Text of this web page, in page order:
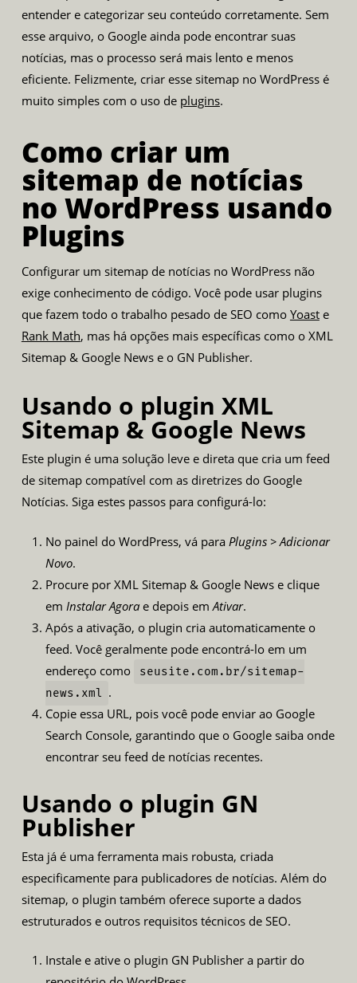
entender e categorizar seu conteúdo corretamente. Sem
esse arquivo, o Google ainda pode encontrar suas
notícias, mas o processo será mais lento e menos
eficiente. Felizmente, criar esse sitemap no WordPress é
muito simples com o uso de plugins.
Como criar um
sitemap de notícias
no WordPress usando
Plugins
Configurar um sitemap de notícias no WordPress não
exige conhecimento de código. Você pode usar plugins
que fazem todo o trabalho pesado de SEO como Yoaste
Rank Math, mas há opções mais específicas como o XML
Sitemap & Google News e o GN Publisher.
Usando o plugin XML
Sitemap & Google News
Este plugin é uma solução leve e direta que cria um feed
de sitemap compatível com as diretrizes do Google
Notícias. Siga estes passos para configurá-lo:
No painel do WordPress, vá para Plugins > Adicionar
Novo.
Procure por XML Sitemap & Google Newse clique
em Instalar Agorae depois em Ativar.
Após a ativação, o plugin cria automaticamente o
feed. Você geralmente pode encontrá-lo em um
endereço como
seusite.com.br/sitemap-
news.xml .
Copie essa URL, pois você pode enviar ao Google
Search Console, garantindo que o Google saiba onde
encontrar seu feed de notícias recentes.
Usando o plugin GN
Publisher
Esta já é uma ferramenta mais robusta, criada
especificamente para publicadores de notícias. Além do
sitemap, o plugin também oferece suporte a dados
estruturados e outros requisitos técnicos de SEO.
Instale e ative o plugin GN Publishera partir do